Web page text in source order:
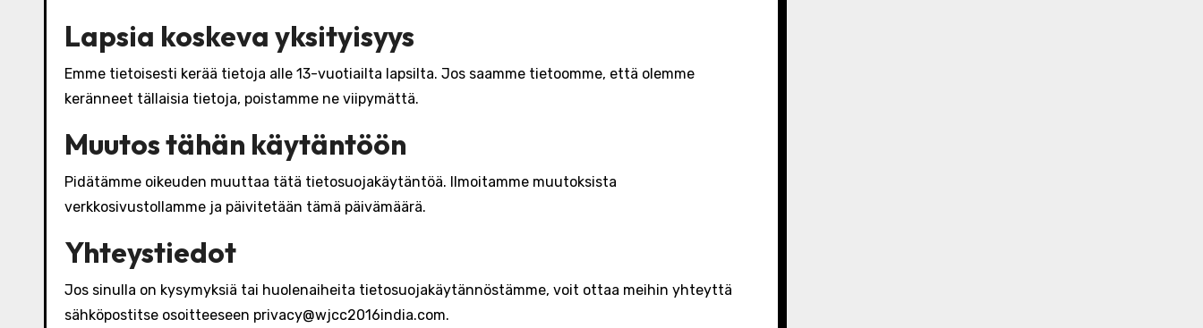
Lapsia koskeva yksityisyys
Emme tietoisesti kerää tietoja alle 13-vuotiailta lapsilta. Jos saamme tietoomme, että olemme
keränneet tällaisia tietoja, poistamme ne viipymättä.
Muutos tähän käytäntöön
Pidätämme oikeuden muuttaa tätä tietosuojakäytäntöä. Ilmoitamme muutoksista
verkkosivustollamme ja päivitetään tämä päivämäärä.
Yhteystiedot
Jos sinulla on kysymyksiä tai huolenaiheita tietosuojakäytännöstämme, voit ottaa meihin yhteyttä
sähköpostitse osoitteeseen privacy@wjcc2016india.com.